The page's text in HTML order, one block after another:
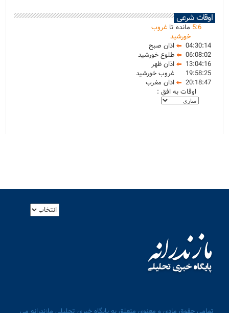
اوقات شرعی
5:6 مانده تا غروب
خورشید
04:30:14
اذان صبح
06:08:02
طلوع خورشید
13:04:16
اذان ظهر
19:58:25
غروب خورشید
20:18:47
اذان مغرب
اوقات به افق :